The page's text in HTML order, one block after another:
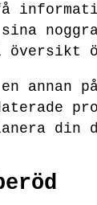
en
din